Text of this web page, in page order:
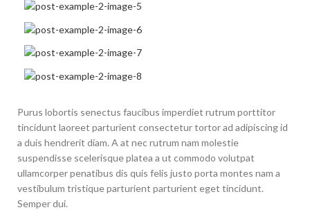
Purus lobortis senectus faucibus imperdiet rutrum porttitor
tincidunt laoreet parturient consectetur tortor ad adipiscing id
a duis hendrerit diam. A at nec rutrum nam molestie
suspendisse scelerisque platea a ut commodo volutpat
ullamcorper penatibus dis quis felis justo porta montes nam a
vestibulum tristique parturient parturient eget tincidunt.
Semper dui.